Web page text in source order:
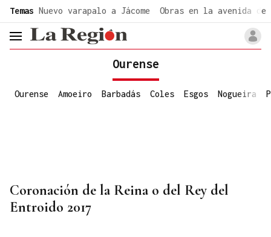
Temas Nuevo varapalo a Jácome Obras en la avenida de
header.menu.open
Ourense
Ourense Amoeiro Barbadás Coles Esgos Nogueira
Coronación de la Reina o del Rey del
Entroido 2017